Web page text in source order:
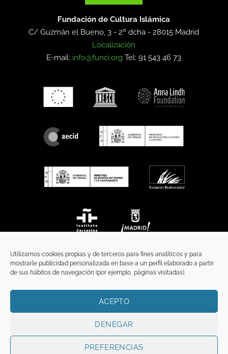
Utilizamos cookies propias y de terceros para fines analíticos y para
mostrarle publicidad personalizada en base a un perfil elaborado a partir
de sus hábitos de navegación (por ejemplo, páginas visitadas).
ACEPTO
DENEGAR
PREFERENCIAS
Fundación de Cultura Islámica
C/ Guzmán el Bueno, 3 - 2º dcha -28015 Madrid
Localización
E-mail: info@funci.org Tel: 91 543 46 73
TÉRMINOS Y CONDICIONES
Copyright 2026 ©FunciFUNCI es titular de los derechos de propiedad
intelectual e industrial de este sitio web, y es también titular o tiene la